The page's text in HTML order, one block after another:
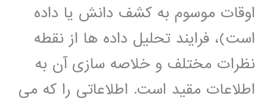
اوقات موسوم به کشف دانش یا داده
است)، فرایند تحلیل داده ها از نقطه
نظرات مختلف و خلاصه سازی آن به
اطلاعات مقید است. اطلاعاتی را که می